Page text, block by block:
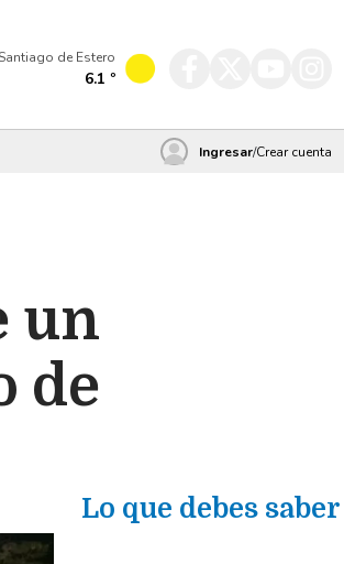
Santiago de Estero
6.1 º
Ingresar/Crear cuenta
un
de
Lo que debes saber